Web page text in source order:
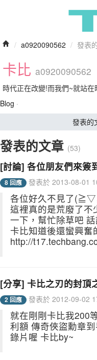
/ a0920090562 / 發表
卡比 a0920090562
時代正在改變!而我們~就站在
Blog ·
發表的
發表的文章 (53)
[討論] 各位朋友們來簽
8 回應 發表於 2013-08-01
各位好久不見了
這裡真的是荒廢了不
一下，幫忙除草吧
卡比知道後還蠻興奮
http://
[分享] 卡比之刃的封頂
2 回應 發表於 2012-09-02
就在剛剛卡比我
利額 傳奇俠盜勳章
錄片喔 卡比by~